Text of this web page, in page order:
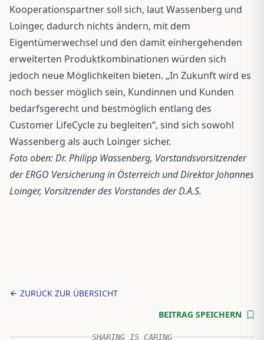
Kooperationspartner soll sich, laut Wassenberg und
Loinger, dadurch nichts ändern, mit dem
Eigentümerwechsel und den damit einhergehenden
erweiterten Produktkombinationen würden sich
jedoch neue Möglichkeiten bieten. „In Zukunft wird es
noch besser möglich sein, Kundinnen und Kunden
bedarfsgerecht und bestmöglich entlang des
Customer LifeCycle zu begleiten“, sind sich sowohl
Wassenberg als auch Loinger sicher.
Foto oben: Dr. Philipp Wassenberg, Vorstandsvorsitzender
der ERGO Versicherung in Österreich und Direktor Johannes
Loinger, Vorsitzender des Vorstandes der D.A.S.
ZURÜCK ZUR ÜBERSICHT
BEITRAG SPEICHERN
SHARING IS CARING